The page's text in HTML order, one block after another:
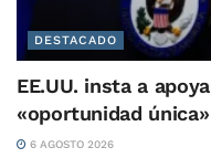
DESTACADO
EE.UU. insta a
«oportunidad
6 AGOSTO 2026